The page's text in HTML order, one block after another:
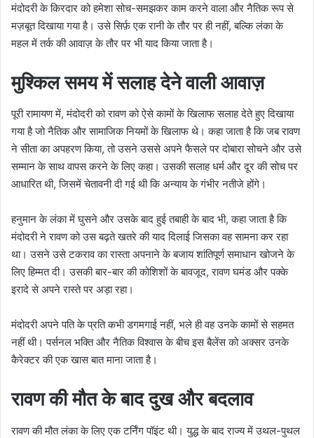
मंदोदरी के किरदार को हमेशा सोच-समझकर काम करने वाला और नैतिक रूप से
मज़बूत दिखाया गया है। उसे सिर्फ़ एक रानी के तौर पर ही नहीं, बल्कि लंका के
महल में तर्क की आवाज़ के तौर पर भी याद किया जाता है।
मुश्किल समय में सलाह देने वाली आवाज़
पूरी रामायण में, मंदोदरी को रावण को ऐसे कामों के खिलाफ सलाह देते हुए दिखाया
गया है जो नैतिक और सामाजिक नियमों के खिलाफ थे। कहा जाता है कि जब रावण
ने सीता का अपहरण किया, तो उसने उससे अपने फैसले पर दोबारा सोचने और उसे
सम्मान के साथ वापस करने के लिए कहा। उसकी सलाह धर्म और दूर की सोच पर
आधारित थी, जिसमें चेतावनी दी गई थी कि अन्याय के गंभीर नतीजे होंगे।
हनुमान के लंका में घुसने और उसके बाद हुई तबाही के बाद भी, कहा जाता है कि
मंदोदरी ने रावण को उस बढ़ते खतरे की याद दिलाई जिसका वह सामना कर रहा
था। उसने उसे टकराव का रास्ता अपनाने के बजाय शांतिपूर्ण समाधान खोजने के
लिए हिम्मत दी। उसकी बार-बार की कोशिशों के बावजूद, रावण घमंड और पक्के
इरादे से अपने रास्ते पर अड़ा रहा।
मंदोदरी अपने पति के प्रति कभी डगमगाई नहीं, भले ही वह उनके कामों से सहमत
नहीं थी। पर्सनल भक्ति और नैतिक विश्वास के बीच इस बैलेंस को अक्सर उनके
कैरेक्टर की एक खास बात माना जाता है।
रावण की मौत के बाद दुख और बदलाव
रावण की मौत लंका के लिए एक टर्निंग पॉइंट थी। युद्ध के बाद राज्य में उथल-पुथल